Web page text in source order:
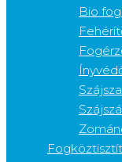
Bio